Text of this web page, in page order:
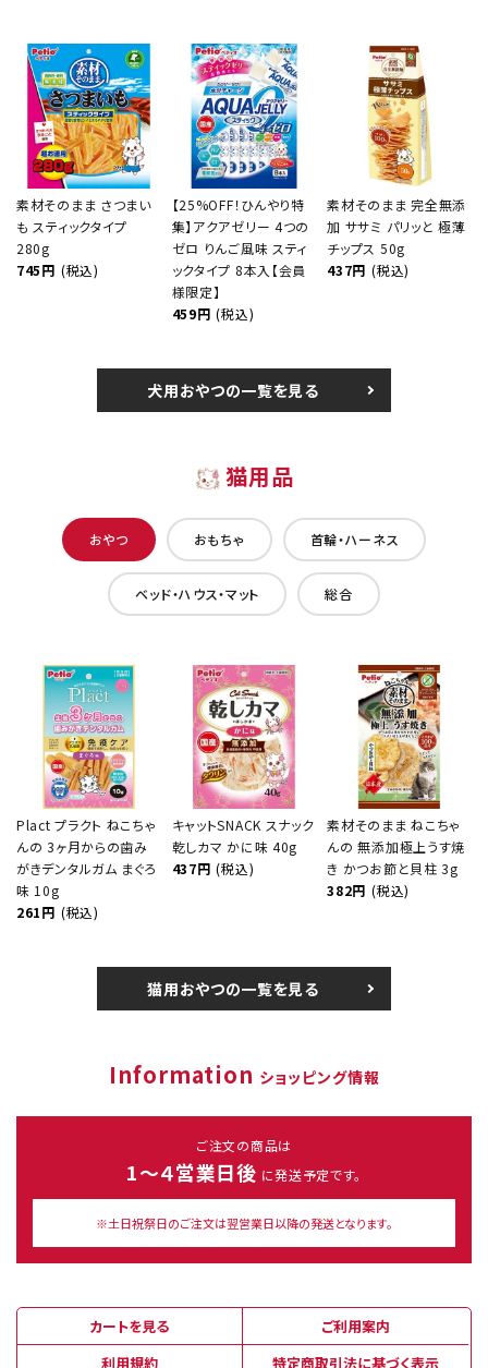
素材そのまま さつまい
も スティックタイプ
280g
745円 (税込)
【25%OFF！ひんやり特
集】アクアゼリー 4つの
ゼロ りんご風味 スティ
ックタイプ 8本入【会員
様限定】
459円 (税込)
素材そのまま 完全無添
加 ササミ パリッと 極薄
チップス 50g
437円 (税込)
犬用おやつの一覧を見る
猫用品
おやつ おもちゃ 首輪・ハーネス
ベッド・ハウス・マット 総合
Plact プラクト ねこちゃ
んの 3ヶ月からの歯み
がきデンタルガム まぐろ
味 10g
261円 (税込)
キャットSNACK スナック
乾しカマ かに味 40g
437円 (税込)
素材そのまま ねこちゃ
んの 無添加極上うす焼
き かつお節と貝柱 3g
382円 (税込)
猫用おやつの一覧を見る
Information ショッピング情報
ご注文の商品は
1～４営業日後 に発送予定です。
※土日祝祭日のご注文は翌営業日以降の発送となります。
カートを見る
ご利用案内
利用規約
特定商取引法に基づく表示